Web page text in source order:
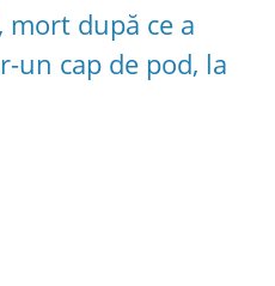
mort după ce a
un cap de pod, la